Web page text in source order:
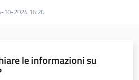
10-2024 16:26
le informazioni su